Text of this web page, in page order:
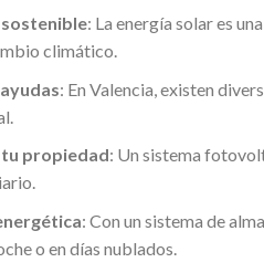
sostenible: La energía solar es
climático.
: En Valencia, existen
propiedad: Un sistema
: Con un sistema de
o en días nublados.